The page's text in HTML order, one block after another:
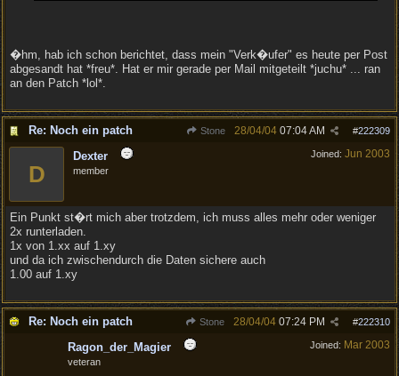
�hm, hab ich schon berichtet, dass mein "Verk�ufer" es heute per Post
abgesandt hat *freu*. Hat er mir gerade per Mail mitgeteilt *juchu* ... ran
an den Patch *lol*.
Re: Noch ein patch Stone #222309
28/04/04 07:04 AM
Joined: Jun 2003
D
Dexter
member
Ein Punkt st�rt mich aber trotzdem, ich muss alles mehr oder weniger
2x runterladen.
1x von 1.xx auf 1.xy
und da ich zwischendurch die Daten sichere auch
1.00 auf 1.xy
Re: Noch ein patch Stone #222310
28/04/04 07:24 PM
Joined: Mar 2003
Ragon_der_Magier
veteran